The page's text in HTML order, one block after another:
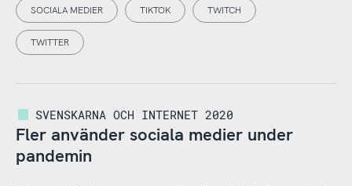
SOCIALA MEDIER TIKTOK TWITCH
TWITTER
SVENSKARNA OCH INTERNET 2020
Fler använder sociala medier under
pandemin